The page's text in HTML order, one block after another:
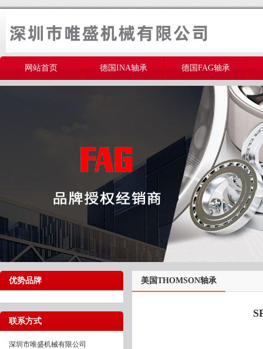
网站首页 德国INA轴承 德国FAG轴承
优势品牌
联系方式
深圳市唯盛机械有限公司
美国THOMSON轴承